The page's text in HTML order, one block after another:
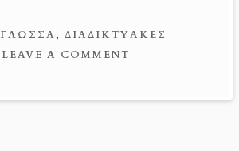
n
g
ΓΛΏΣΣΑ, ΔΙΑΔΙΚΤΥΑΚΈΣ
LEAVE A COMMENT